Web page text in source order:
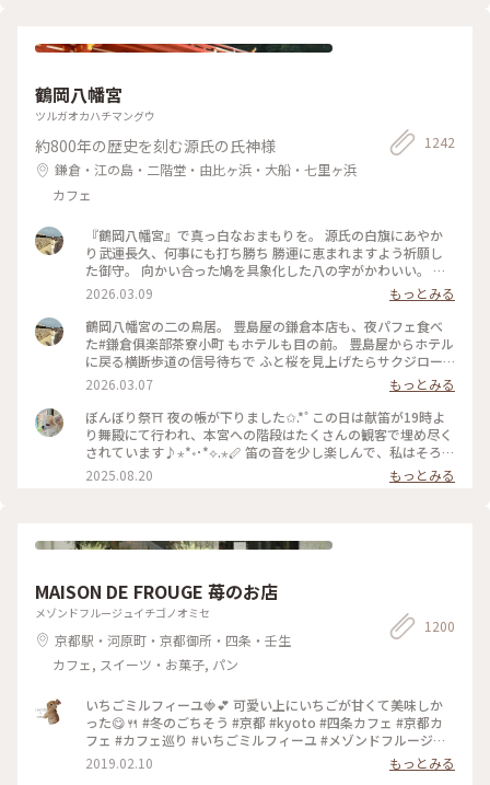
鶴岡八幡宮
ツルガオカハチマングウ
約800年の歴史を刻む源氏の氏神様
鎌倉・江の島・二階堂・由比ヶ浜・大船・七里ヶ浜
カフェ
1242
『鶴岡八幡宮』で真っ白なおまもりを。 源氏の白旗にあやか
り武運長久、何事にも打ち勝ち 勝運に恵まれますよう祈願し
た御守。 向かい合った鳩を具象化した八の字がかわいい。 鳩
が道案内をする“八幡神の使い”とされる神聖な鳥であり、 対
の鳩が末広がりで縁起が良いことも理由だそうです。 #はじめ
ての鎌倉#鎌倉#鶴岡八幡宮#国指定重要文化財#狛犬#旅の記念
2026.03.09
もっとみる
鶴岡八幡宮の二の鳥居。 豊島屋の鎌倉本店も、夜パフェ食べ
た#鎌倉俱楽部茶寮小町 もホテルも目の前。 豊島屋からホテル
に戻る横断歩道の信号待ちで ふと桜を見上げたらサクジロー
がいたのでiPhoneで。 #はじめての鎌倉#Ayu桜#サクジロー#
鎌倉#鶴岡八幡宮#二の鳥居#狛犬
2026.03.07
もっとみる
ぼんぼり祭⛩ 夜の帳が下りました✩.*˚ この日は献笛が19時よ
り舞殿にて行われ、本宮への階段はたくさんの観客で埋め尽く
されています♪⋆*॰･*⟡.⋆🪈 笛の音を少し楽しんで、私はそろそ
ろ帰らなければと、またぼんぼりを眺めながら参道を歩きます
まだこの時間からもたくさんの人が次々と向かっていて、長年
*˙︶˙*)ﾉ"ﾏﾀﾈｰ♡ #ゆるり夏時間 #神奈川 #鎌倉 #鶴岡八幡宮 #
2025.08.20 もっとみる
MAISON DE FROUGE 苺のお店
メゾンドフルージュイチゴノオミセ
京都駅・河原町・京都御所・四条・壬生
カフェ, スイーツ・お菓子, パン
1200
いちごミルフィーユ🍓💕 可愛い上にいちごが甘くて美味しか
った😋🍴 #冬のごちそう #京都 #kyoto #四条カフェ #京都カ
フェ #カフェ巡り #いちごミルフィーユ #メゾンドフルージュ
#苺 #strawberry #ストロベリー #いちご大好き#お茶にしよう
2019.02.10
もっとみる